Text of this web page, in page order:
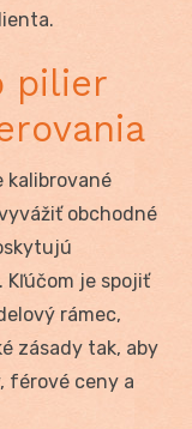
pilier
kalibrované
obchodné
Kľúčom je spojiť
rámec,
zásady tak, aby
férové ceny a